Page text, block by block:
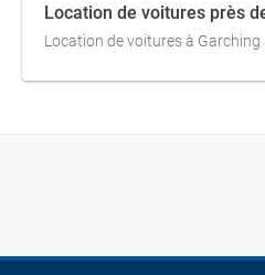
Location de voitures près
Location de voitures à Garching